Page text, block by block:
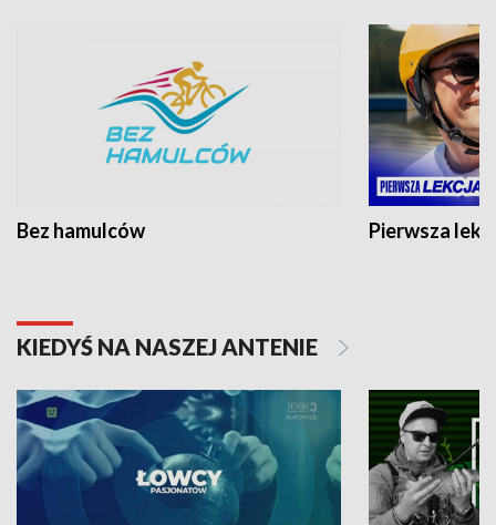
Bez hamulców Pierwsza
KIEDYŚ NA NASZEJ ANTENIE